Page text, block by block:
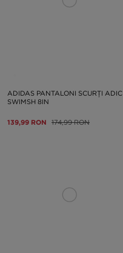
ADIDAS PANTALONI SCURȚI ADIC
SWIMSH 8IN
139,99 RON 174,99 RON